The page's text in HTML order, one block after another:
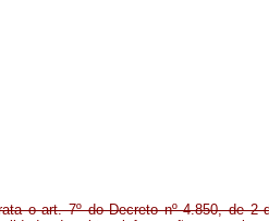
o art. 7º do Decreto nº 4.850, de 2